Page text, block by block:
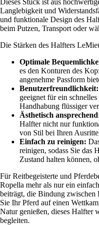
Dieses Stück ist aus
Langlebigkeit und
und funktionale Design des
beim Putzen, Transport oder
Die Stärken des Halfters
Optimale
es den Konturen des
angenehme Passform
Benutzerfreundlichkeit:
geeignet für ein
Handhabung flüssiger
Ästhetisch
Halfter nicht nur
von Stil bei Ihren
Einfach zu reinigen:
reinigen, sodass Sie das
Zustand halten können,
Für Reitbegeisterte und
Ropella mehr als nur ein
beiträgt, die Bindung zwischen
Sie Ihr Pferd auf einen
Natur genießen, dieses Halfter
begleiten.